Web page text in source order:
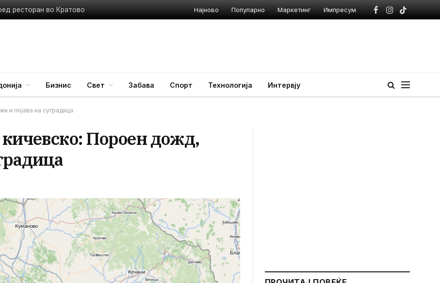
ресторан во Кратово Најново Популарно Маркетинг Импресум
Facebook
Instagram
TikTok
Бизнис Свет Забава Спорт Технологија Интервју
и појава на суградица
Пороен дожд,